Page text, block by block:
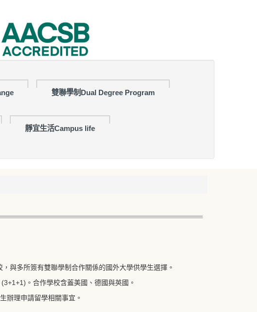
雙聯學制Dual Degree Program
靜宜生活Campus life
與多所簽有雙聯學制合作關係的國外大學供學生選擇。
。合作學校含蓋美國、德國與英國。
辦理申請留學相關事宜。